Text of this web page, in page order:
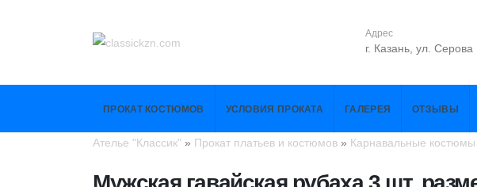
Адрес
г. Казань, ул. Серова
ПРОКАТ КОСТЮМОВ УСЛОВИЯ ПРОКАТА ГАЛЕРЕЯ ОТЗЫВЫ
Ателье "Классик" » Прокат платьев и костюмов » Карнавальные костюмы